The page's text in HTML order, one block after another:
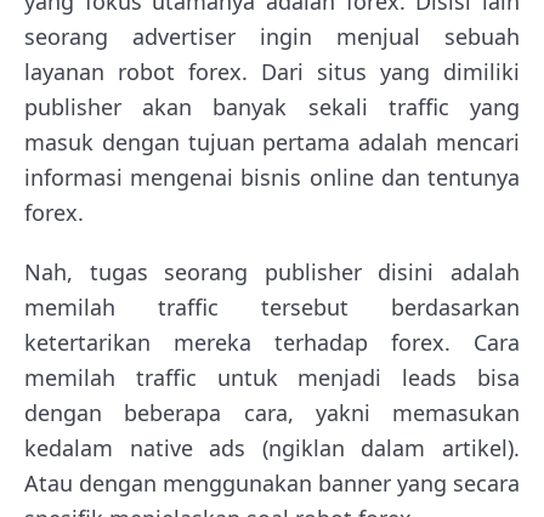
seorang advertiser ingin menjual sebuah
layanan robot forex. Dari situs yang dimiliki
publisher akan banyak sekali traffic yang
masuk dengan tujuan pertama adalah mencari
informasi mengenai bisnis online dan tentunya
forex.
Nah, tugas seorang publisher disini adalah
memilah traffic tersebut berdasarkan
ketertarikan mereka terhadap forex. Cara
memilah traffic untuk menjadi leads bisa
dengan beberapa cara, yakni memasukan
kedalam native ads (ngiklan dalam artikel).
Atau dengan menggunakan banner yang secara